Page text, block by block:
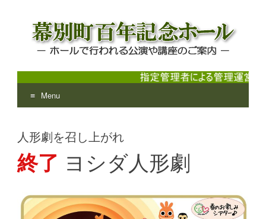
幕別町百年記念ホール
ホールで行われる公演や講座のご案内
Menu
to
content
人形劇を召し上がれ
終了 ヨシダ人形劇